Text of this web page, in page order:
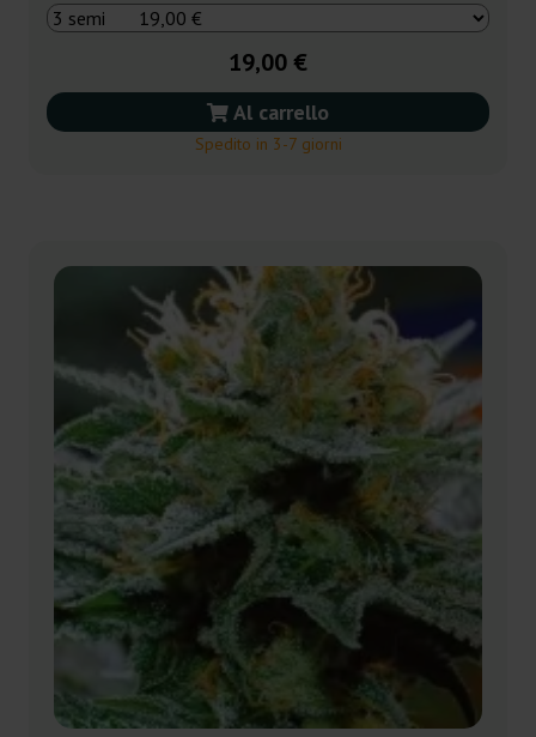
19,00 €
Al carrello
Spedito in 3-7 giorni